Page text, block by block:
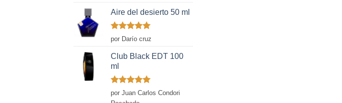
Aire del desierto 50 ml
Valorado
con
por Darío cruz
Club Black EDT 100
ml
Valorado
con 5 de 5
por Juan Carlos Condori